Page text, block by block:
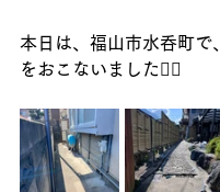
本日は、福山市水呑町で
をおこないました👷‍♂️